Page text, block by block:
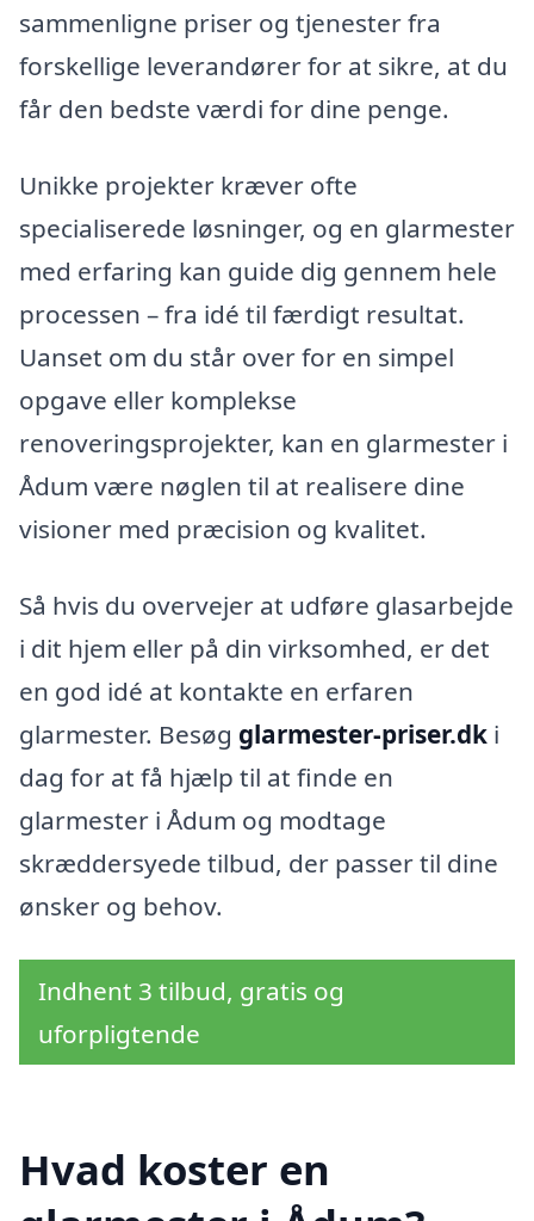
sammenligne priser og tjenester fra
forskellige leverandører for at sikre, at du
får den bedste værdi for dine penge.
Unikke projekter kræver ofte
specialiserede løsninger, og en glarmester
med erfaring kan guide dig gennem hele
processen – fra idé til færdigt resultat.
Uanset om du står over for en simpel
opgave eller komplekse
renoveringsprojekter, kan en glarmester i
Ådum være nøglen til at realisere dine
visioner med præcision og kvalitet.
Så hvis du overvejer at udføre glasarbejde
i dit hjem eller på din virksomhed, er det
en god idé at kontakte en erfaren
glarmester. Besøg glarmester-priser.dk i
dag for at få hjælp til at finde en
glarmester i Ådum og modtage
skræddersyede tilbud, der passer til dine
ønsker og behov.
Indhent 3 tilbud, gratis og
uforpligtende
Hvad koster en